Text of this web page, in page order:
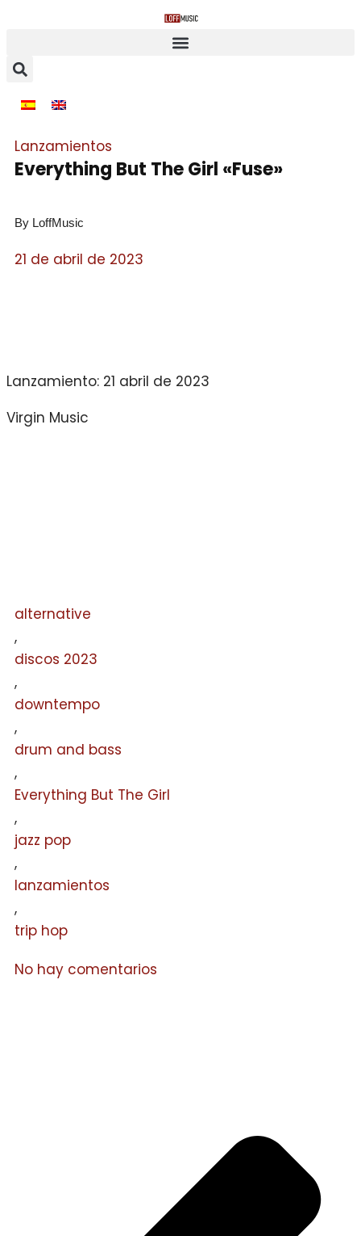
Lanzamientos
Everything But The Girl «Fuse»
By LoffMusic
21 de abril de 2023
Lanzamiento: 21 abril de 2023
Virgin Music
alternative
,
discos 2023
,
downtempo
,
drum and bass
,
Everything But The Girl
,
jazz pop
,
lanzamientos
,
trip hop
No hay comentarios